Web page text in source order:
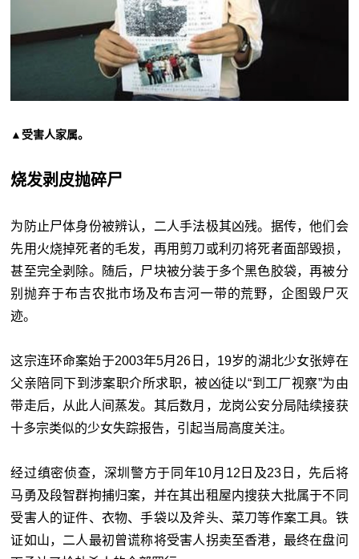
▲受害人家属。
烧发剥皮抛碎尸
为防止尸体身份被辨认，二人手法极其凶残。据传，他们会
先用火烧掉死者的毛发，再用剪刀或利刃将死者面部毁损，
甚至完全剥除。随后，尸块被分装于多个黑色胶袋，再被分
别抛弃于布吉农批市场及布吉河一带的荒野，企图毁尸灭
迹。
这宗连环命案始于2003年5月26日，19岁的湖北少女张婷在
父亲陪同下到涉案职介所求职，被凶徒以“到工厂视察”为由
带走后，从此人间蒸发。其后数月，龙岗公安分局陆续接获
十多宗类似的少女失踪报告，引起当局高度关注。
经过缜密侦查，深圳警方于同年10月12日及23日，先后将
马勇及段智群拘捕归案，并在其出租屋内搜获大批属于不同
受害人的证件、衣物、手袋以及斧头、菜刀等作案工具。铁
证如山，二人最初曾谎称将受害人拐卖至香港，最终在盘问